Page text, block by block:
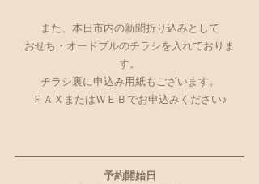
また、本日市内の新聞折り込みとして
おせち・オードブルのチラシを入れておりま
す。
チラシ裏に申込み用紙もございます。
ＦＡＸまたはＷＥＢでお申込みください♪
予約開始日